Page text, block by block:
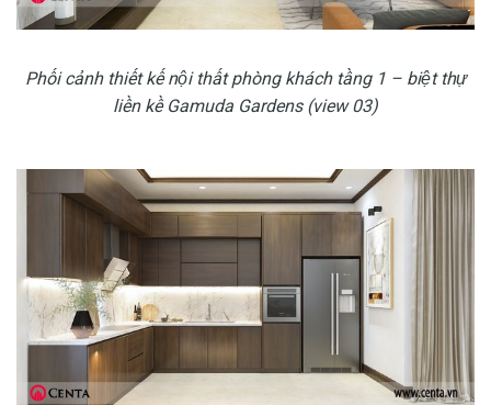
Phối cảnh thiết kế nội thất phòng khách tầng 1 – biệt thự
liền kề Gamuda Gardens (view 03)